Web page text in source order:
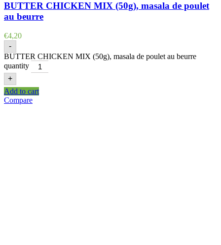
BUTTER CHICKEN MIX (50g), masala de poulet
au beurre
€4,20
-
BUTTER CHICKEN MIX (50g), masala de poulet au beurre
quantity
+
Add to cart
Compare